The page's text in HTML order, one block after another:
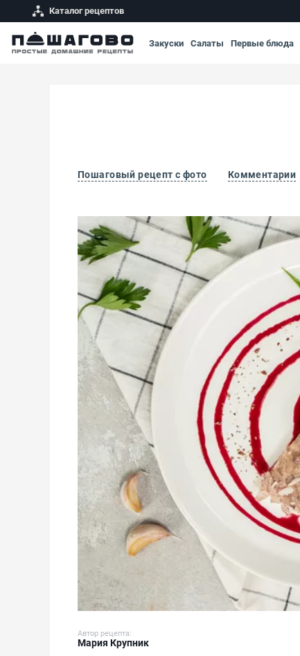
Каталог рецептов
Закуски Салаты Первые блюда
Пошаговый рецепт с фото Комментарии
Холодец из свиного филе
Автор рецепта:
Мария Крупник